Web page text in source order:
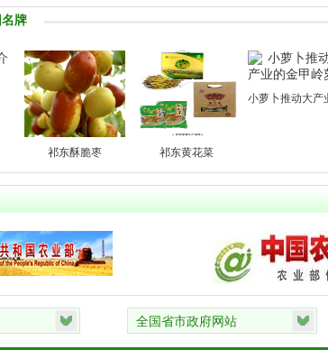
牌
祁东酥脆枣 祁东黄花菜
小萝卜推动大产业的金甲岭萝卜